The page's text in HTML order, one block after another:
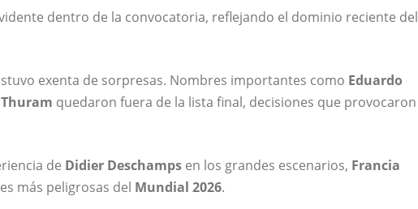
dentro de la convocatoria, reflejando el dominio reciente del
exenta de sorpresas. Nombres importantes como Eduardo
quedaron fuera de la lista final, decisiones que provocaron
de Didier Deschamps en los grandes escenarios, Francia
más peligrosas del Mundial 2026.